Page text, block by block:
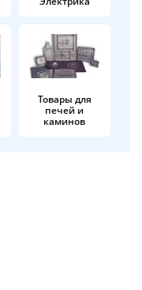
Товары для
печей и
каминов
раз в 2